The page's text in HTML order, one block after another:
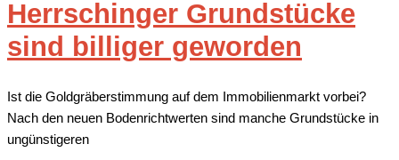
Herrschinger Grundstücke
sind billiger geworden
Ist die Goldgräberstimmung auf dem Immobilienmarkt vorbei?
Nach den neuen Bodenrichtwerten sind manche Grundstücke in
ungünstigeren